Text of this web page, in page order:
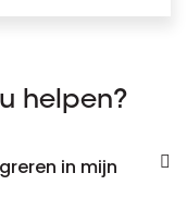
helpen?
in mijn